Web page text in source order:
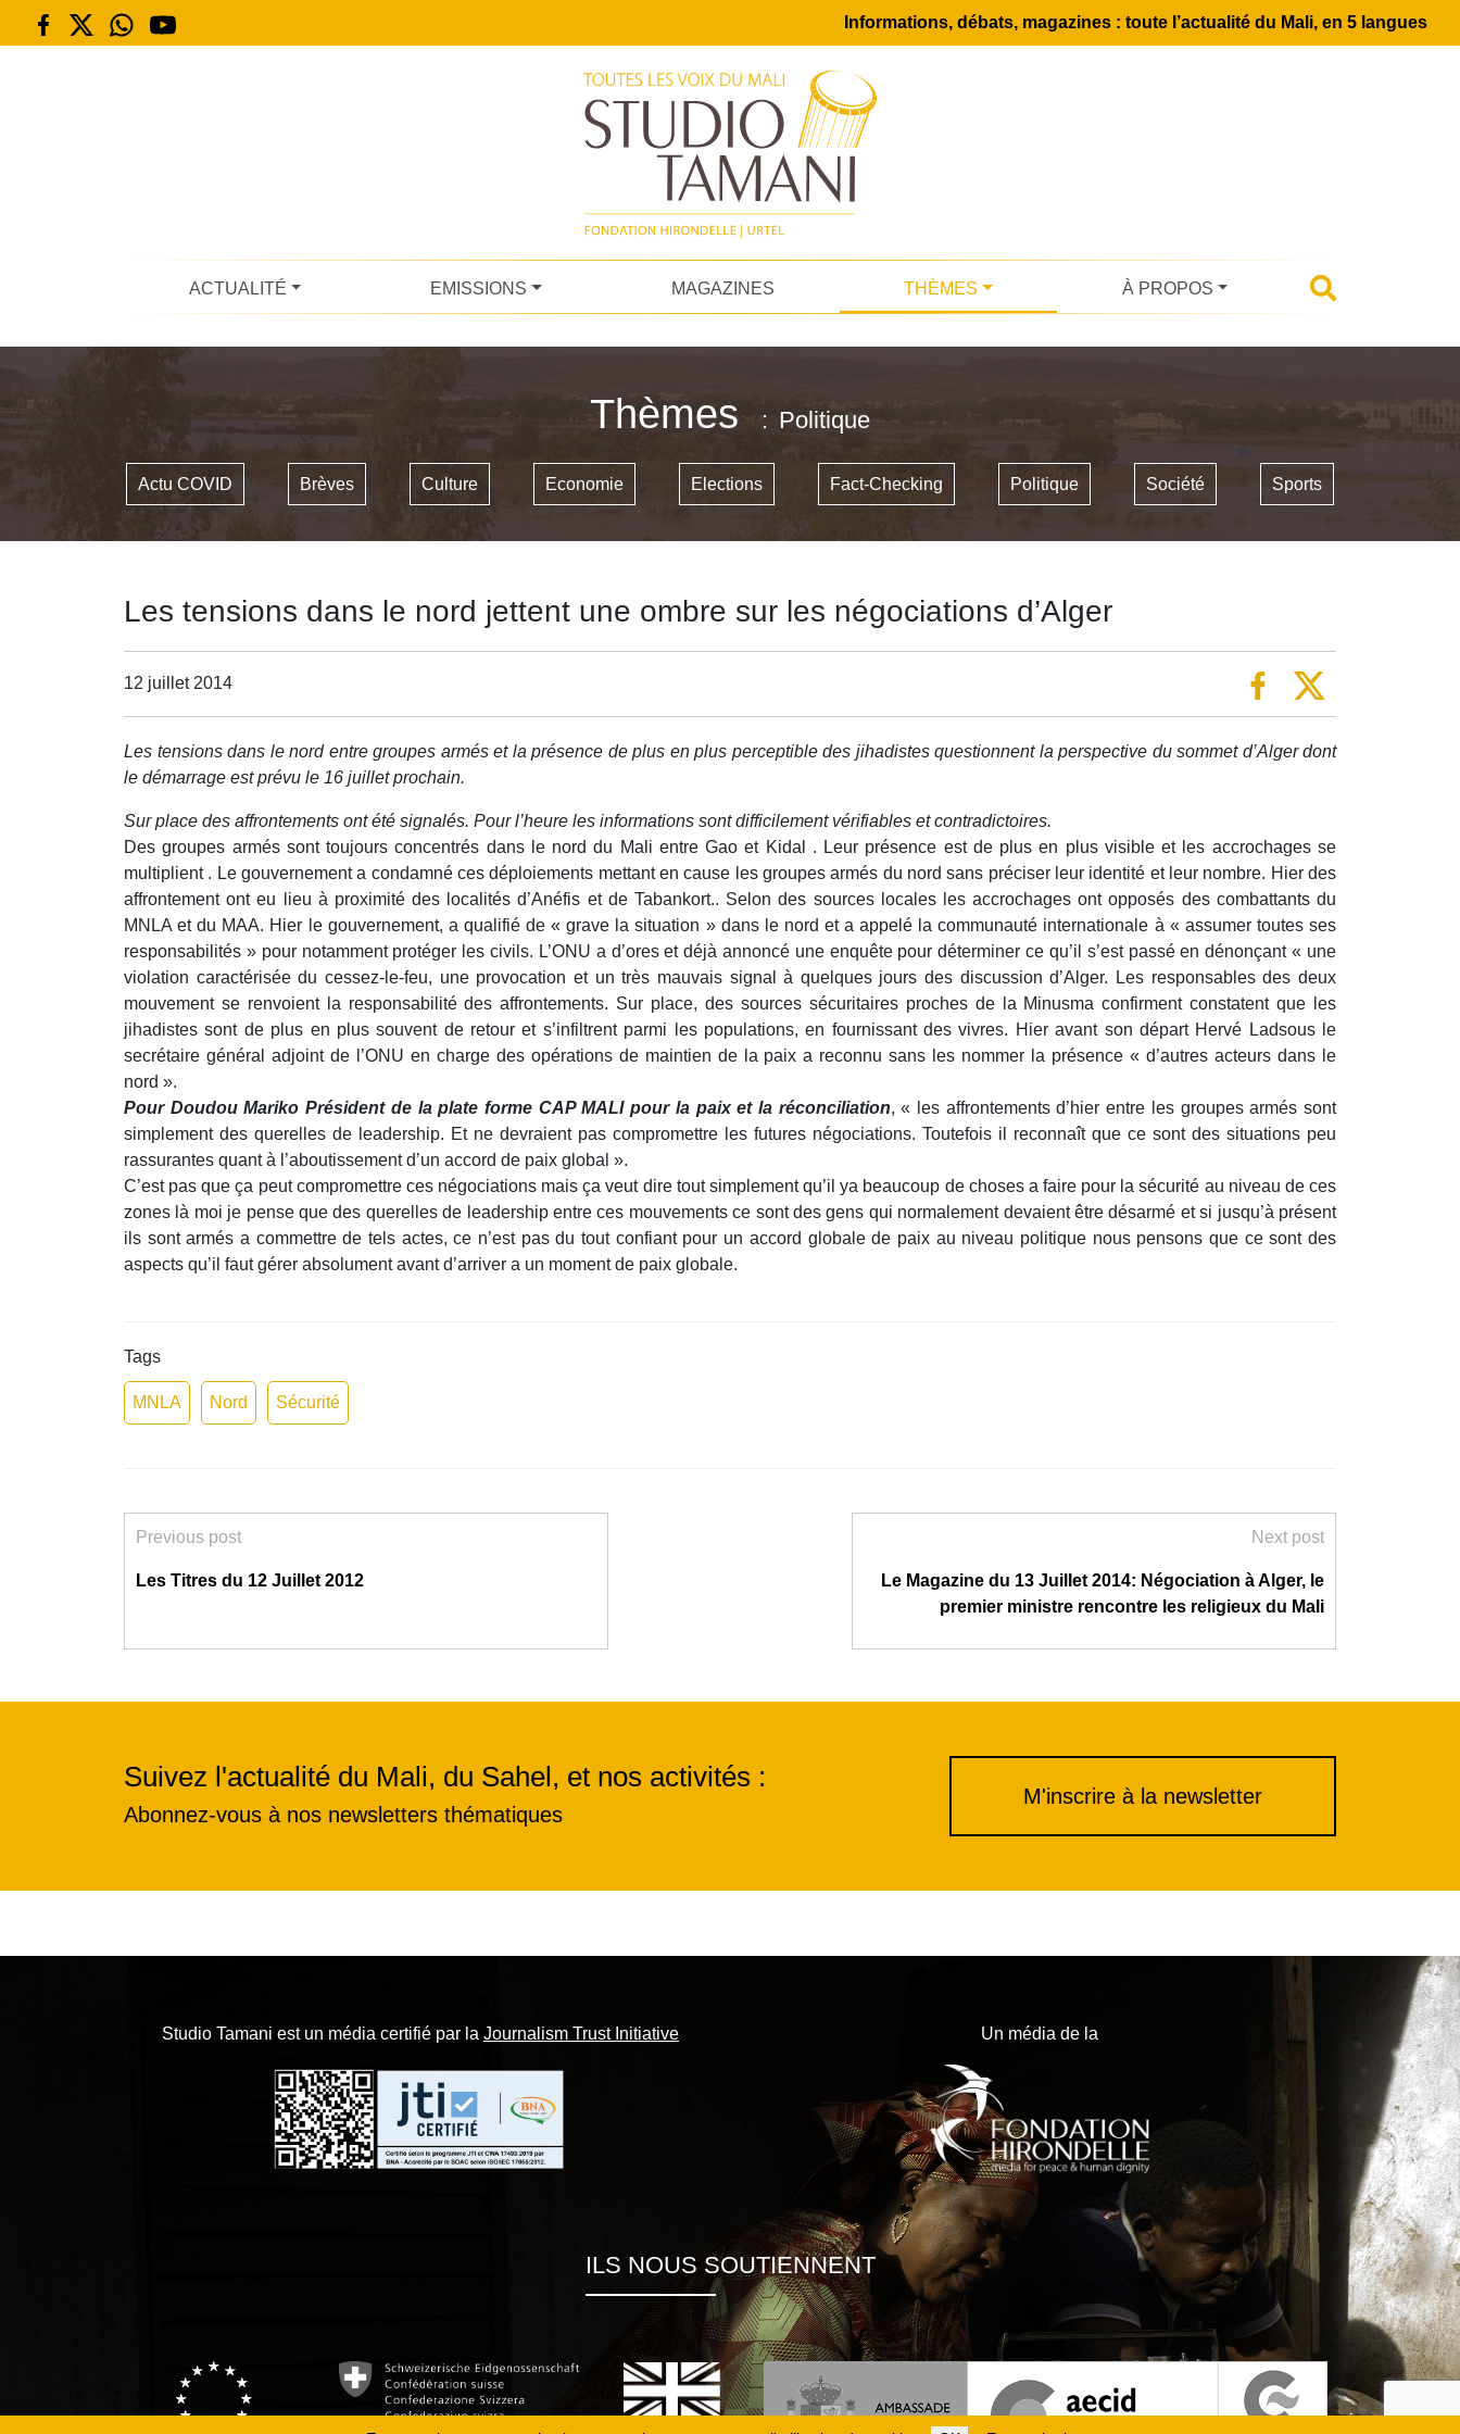
Informations, débats, magazines : toute l’actualité du Mali, en 5 langues
ACTUALITÉ EMISSIONS MAGAZINES THÈMES À PROPOS
Thèmes Politique
Actu COVID Brèves Culture Economie Elections Fact-Checking Politique Société Sports
Les tensions dans le nord jettent une ombre sur les négociations d’Alger
12 juillet 2014
Les tensions dans le nord entre groupes armés et la présence de plus en plus perceptible des jihadistes questionnent la perspective du sommet d’Alger dont
le démarrage est prévu le 16 juillet prochain.
Sur place des affrontements ont été signalés. Pour l’heure les informations sont difficilement vérifiables et contradictoires.
Des groupes armés sont toujours concentrés dans le nord du Mali entre Gao et Kidal . Leur présence est de plus en plus visible et les accrochages se
multiplient . Le gouvernement a condamné ces déploiements mettant en cause les groupes armés du nord sans préciser leur identité et leur nombre. Hier des
affrontement ont eu lieu à proximité des localités d’Anéfis et de Tabankort.. Selon des sources locales les accrochages ont opposés des combattants du
MNLA et du MAA. Hier le gouvernement, a qualifié de « grave la situation » dans le nord et a appelé la communauté internationale à « assumer toutes ses
responsabilités » pour notamment protéger les civils. L’ONU a d’ores et déjà annoncé une enquête pour déterminer ce qu’il s’est passé en dénonçant « une
violation caractérisée du cessez-le-feu, une provocation et un très mauvais signal à quelques jours des discussion d’Alger. Les responsables des deux
mouvement se renvoient la responsabilité des affrontements. Sur place, des sources sécuritaires proches de la Minusma confirment constatent que les
jihadistes sont de plus en plus souvent de retour et s’infiltrent parmi les populations, en fournissant des vivres. Hier avant son départ Hervé Ladsous le
secrétaire général adjoint de l’ONU en charge des opérations de maintien de la paix a reconnu sans les nommer la présence « d’autres acteurs dans le
nord ».
Pour Doudou Mariko Président de la plate forme CAP MALI pour la paix et la réconciliation, « les affrontements d’hier entre les groupes armés sont
simplement des querelles de leadership. Et ne devraient pas compromettre les futures négociations. Toutefois il reconnaît que ce sont des situations peu
rassurantes quant à l’aboutissement d’un accord de paix global ».
C’est pas que ça peut compromettre ces négociations mais ça veut dire tout simplement qu’il ya beaucoup de choses a faire pour la sécurité au niveau de ces
zones là moi je pense que des querelles de leadership entre ces mouvements ce sont des gens qui normalement devaient être désarmé et si jusqu’à présent
ils sont armés a commettre de tels actes, ce n’est pas du tout confiant pour un accord globale de paix au niveau politique nous pensons que ce sont des
aspects qu’il faut gérer absolument avant d’arriver a un moment de paix globale.
Tags
MNLA Nord Sécurité
Previous post
Les Titres du 12 Juillet 2012
Next post
Le Magazine du 13 Juillet 2014: Négociation à Alger, le
premier ministre rencontre les religieux du Mali
Suivez l'actualité du Mali, du Sahel, et nos activités :
Abonnez-vous à nos newsletters thématiques
M'inscrire à la newsletter
Studio Tamani est un média certifié par la Journalism Trust Initiative Un média de la
ILS NOUS SOUTIENNENT